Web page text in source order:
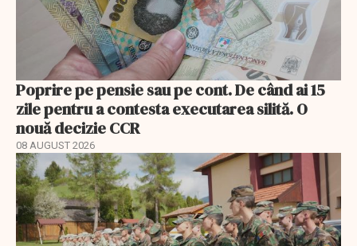
Poprire pe pensie sau pe cont. De când ai 15
zile pentru a contesta executarea silită. O
nouă decizie CCR
08 AUGUST 2026